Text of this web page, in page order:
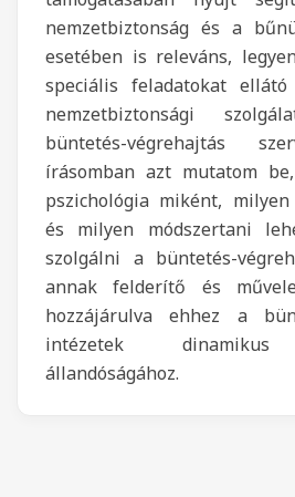
nemzetbiztonság és a
esetében is releváns,
speciális feladatokat
nemzetbiztonsági
büntetés-végrehajtás
írásomban azt mutatom
pszichológia miként,
és milyen módszertani
szolgálni a büntetés-
annak felderítő és
hozzájárulva ehhez a
intézetek dinamikus
állandóságához.